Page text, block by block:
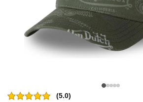
(5.0)